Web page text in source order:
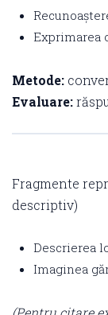
Exprimarea
Metode:
Evaluare:
Fragmente
descriptiv)
Descrierea
Imaginea